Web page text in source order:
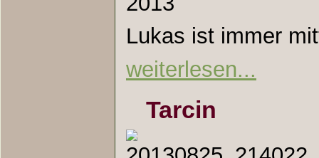
Lukas ist immer
weiterlesen...
Tarcin